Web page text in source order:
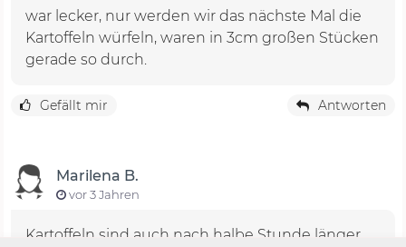
war lecker, nur werden wir das nächste Mal die
Kartoffeln würfeln, waren in 3cm großen Stücken
gerade so durch.
Gefällt mir Antworten
Marilena B.
vor 3 Jahren
Kartoffeln sind auch nach halbe Stunde länger